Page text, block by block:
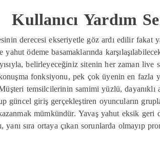
Kullanıcı Yardım
derecesi ekseriyetle göz ardı edilir fakat
ödeme basamaklarında
belirleyeceğiniz sitenin her zaman
fonksiyonu, pek çok üyenin en
temsilcilerinin samimi yüzlü, dayanıklı
güncel giriş gerçekleştiren oyuncuların
mümkündür. Yavaş yahut eksik
yanı sıra ortaya çıkan sorunlarda